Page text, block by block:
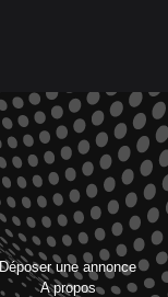
Déposer une annonce
A propos